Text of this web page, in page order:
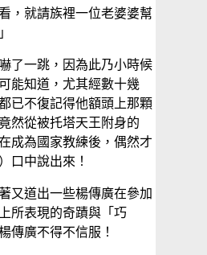
，就請族裡一位老婆婆幫
了一跳，因為此乃小時候
能知道，尤其經數十幾
已不復記得他額頭上那顆
然從被托塔天王附身的
成為國家教練後，偶然才
口中說出來！
又道出一些楊傳廣在參加
所表現的奇蹟與「巧
傳廣不得不信服！